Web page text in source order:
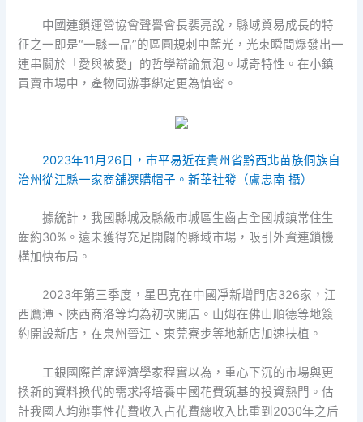
中國連鎖運營協會聲譽會長裴亮說，縣域貿易成長的特
征之一即是“一縣一品”的區圓規刺中藍光，光束瞬間爆發出一
連串關於「愛與被愛」的哲學辯論氣泡。域奇特性。在小鎮
買賣市場中，產物同辦事綁定更為慎密。
2023年11月26日，市平易近在貴州省黔西北苗族侗族自
治州從江縣一家商舖選購帽子。新華社發（盧忠南 攝）
據統計，我國縣城及縣級市城區生齒占全國城鎮常住生
齒約30%。遠未獲得充足開闢的縣域市場，吸引外資連鎖機
構加快布局。
2023年第三季度，星巴克在中國凈新增門店326家，江
西鷹潭、陜西商洛等均為初次開店。山姆在佛山順德等地簽
約開設新店，在泉州晉江、東莞寮步等地新店加速扶植。
工銀國際首席經濟學家程實以為，重心下沉的市場與更
換新的資料換代的需求將培養中國花費筑基的投資熱門。估
計我國人均辦事性花費收入占花費總收入比重到2030年之后